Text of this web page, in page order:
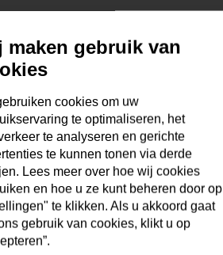
maken gebruik van
cookies om uw
te optimaliseren, het
te analyseren en gerichte
te kunnen tonen via derde
Lees meer over hoe wij cookies
en hoe u ze kunt beheren door op
te klikken. Als u akkoord gaat
gebruik van cookies, klikt u op